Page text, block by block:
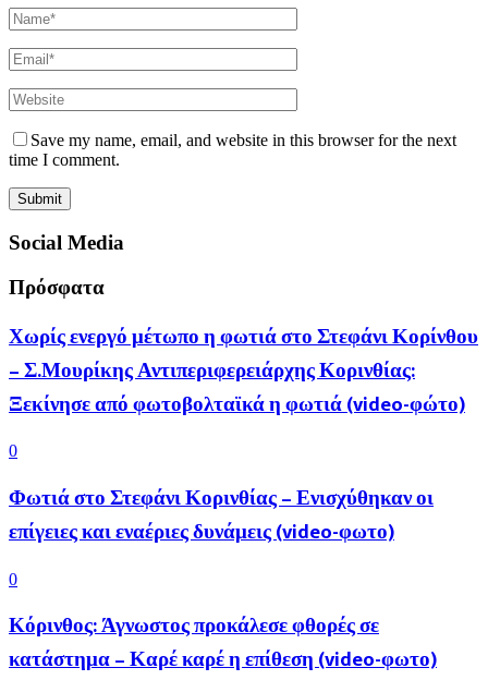
Save my name, email, and website in this browser for the next
time I comment.
Social Media
Πρόσφατα
Χωρίς ενεργό μέτωπο η φωτιά στο Στεφάνι Κορίνθου
– Σ.Μουρίκης Αντιπεριφερειάρχης Κορινθίας:
Ξεκίνησε από φωτοβολταϊκά η φωτιά (video-φώτο)
0
Φωτιά στο Στεφάνι Κορινθίας – Ενισχύθηκαν οι
επίγειες και εναέριες δυνάμεις (video-φωτο)
0
Κόρινθος: Άγνωστος προκάλεσε φθορές σε
κατάστημα – Καρέ καρέ η επίθεση (video-φωτο)